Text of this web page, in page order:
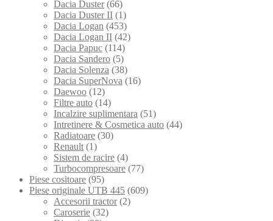
Dacia Duster (66)
Dacia Duster II (1)
Dacia Logan (453)
Dacia Logan II (42)
Dacia Papuc (114)
Dacia Sandero (5)
Dacia Solenza (38)
Dacia SuperNova (16)
Daewoo (12)
Filtre auto (14)
Incalzire suplimentara (51)
Intretinere & Cosmetica auto (44)
Radiatoare (30)
Renault (1)
Sistem de racire (4)
Turbocompresoare (77)
Piese cositoare (95)
Piese originale UTB 445 (609)
Accesorii tractor (2)
Caroserie (32)